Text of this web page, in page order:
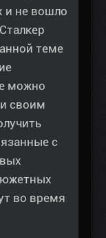
и не вошло
теме
можно
своим
с
во время